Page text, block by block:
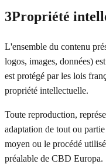
3Propriété
L'ensemble du contenu
logos, images, données)
est protégé par les lois
propriété intellectuelle.
Toute reproduction,
adaptation de tout ou
moyen ou le procédé
préalable de CBD Europa.